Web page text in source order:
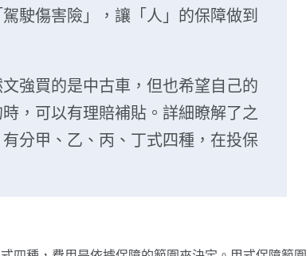
駛傷害險」，讓「人」的保障做到
強買的是中古車，但也希望自己的
，可以有理賠補貼。詳細瞭解了之
分甲、乙、丙、丁式四種，在投保